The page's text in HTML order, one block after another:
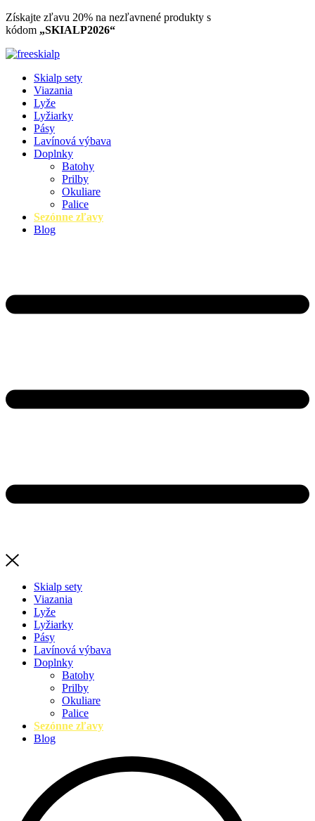
Preskočiť
na
Získajte zľavu 20% na nezľavnené produkty​ s
kódom „SKIALP2026“
Skialp sety
Viazania
Lyže
Lyžiarky
Pásy
Lavínová výbava
Doplnky
Batohy
Prilby
Okuliare
Palice
Sezónne zľavy
Blog
Skialp sety
Viazania
Lyže
Lyžiarky
Pásy
Lavínová výbava
Doplnky
Batohy
Prilby
Okuliare
Palice
Sezónne zľavy
Blog